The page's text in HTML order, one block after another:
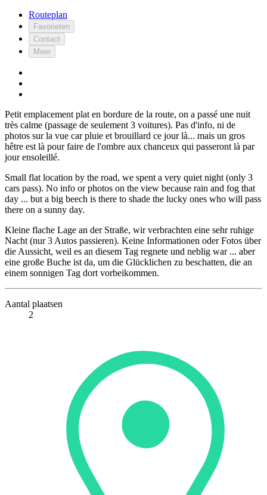
Routeplan
Favorieten
Contact
Meer
Petit emplacement plat en bordure de la route, on a passé une nuit
très calme (passage de seulement 3 voitures). Pas d'info, ni de
photos sur la vue car pluie et brouillard ce jour là... mais un gros
hêtre est là pour faire de l'ombre aux chanceux qui passeront là par
jour ensoleillé.
Small flat location by the road, we spent a very quiet night (only 3
cars pass). No info or photos on the view because rain and fog that
day ... but a big beech is there to shade the lucky ones who will pass
there on a sunny day.
Kleine flache Lage an der Straße, wir verbrachten eine sehr ruhige
Nacht (nur 3 Autos passieren). Keine Informationen oder Fotos über
die Aussicht, weil es an diesem Tag regnete und neblig war ... aber
eine große Buche ist da, um die Glücklichen zu beschatten, die an
einem sonnigen Tag dort vorbeikommen.
Aantal plaatsen
2